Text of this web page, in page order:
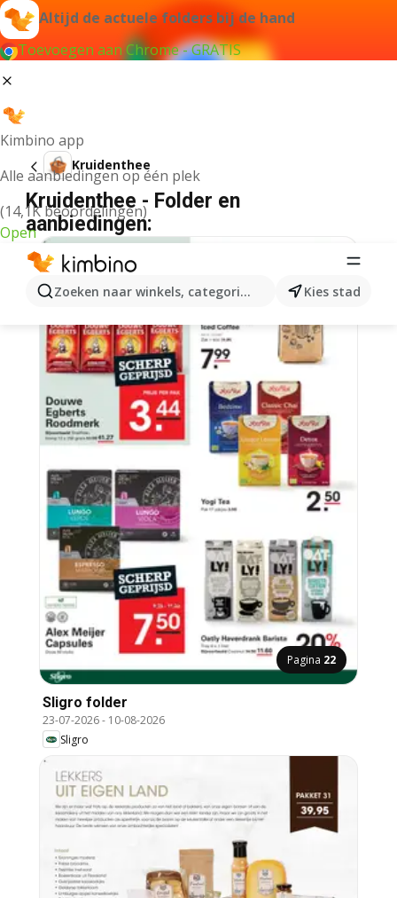
Altijd de actuele folders bij de hand
Toevoegen aan Chrome - GRATIS
Kimbino app
Alle aanbiedingen op één plek
(14,1K beoordelingen)
Open
Zoeken naar winkels, categorieën, producten...
Kies stad
Kruidenthee
Kruidenthee - Folder en
aanbiedingen:
Pagina 22
Sligro folder
23-07-2026- 10-08-2026
Sligro